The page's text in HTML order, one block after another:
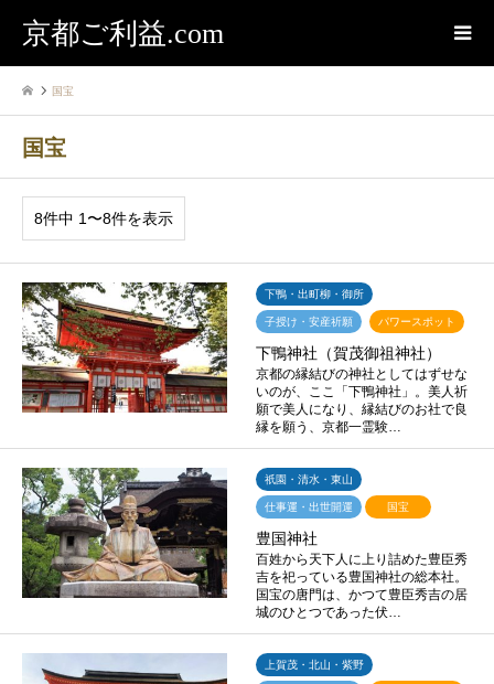
京都ご利益.com
国宝
国宝
8件中 1〜8件を表示
下鴨・出町柳・御所
子授け・安産祈願 パワースポット
下鴨神社（賀茂御祖神社）
京都の縁結びの神社としてはずせな
いのが、ここ「下鴨神社」。美人祈
願で美人になり、縁結びのお社で良
縁を願う、京都一霊験…
祇園・清水・東山
仕事運・出世開運 国宝
豊国神社
百姓から天下人に上り詰めた豊臣秀
吉を祀っている豊国神社の総本社。
国宝の唐門は、かつて豊臣秀吉の居
城のひとつであった伏…
上賀茂・北山・紫野